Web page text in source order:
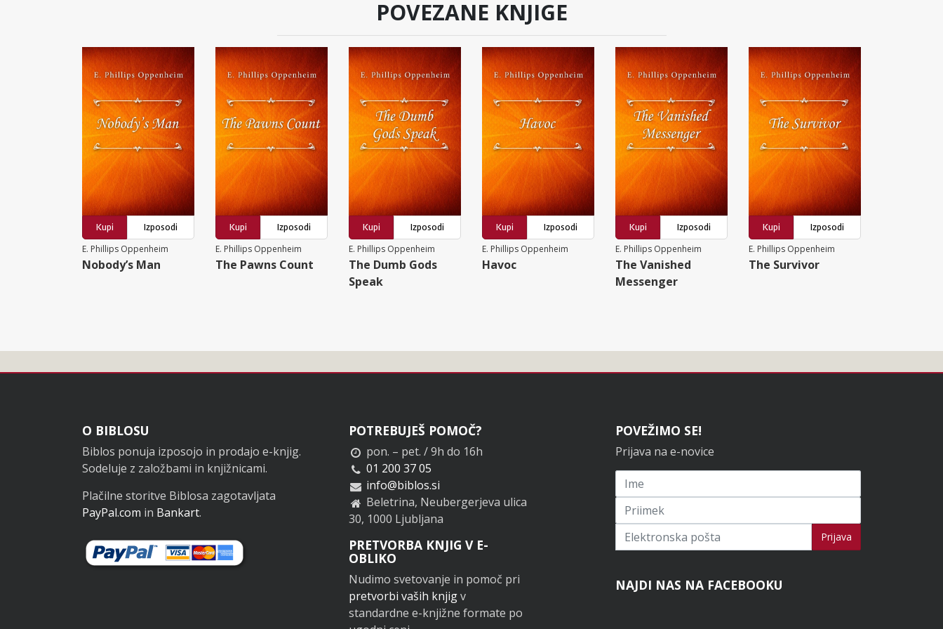
POVEZANE KNJIGE
Kupi
Izposodi
E. Phillips Oppenheim
Nobody’s Man
Kupi
Izposodi
E. Phillips Oppenheim
The Pawns Count
Kupi
Izposodi
E. Phillips Oppenheim
The Dumb Gods
Speak
Kupi
Izposodi
E. Phillips Oppenheim
Havoc
Kupi
Izposodi
E. Phillips Oppenheim
The Vanished
Messenger
Kupi
Izposodi
E. Phillips Oppenheim
The Survivor
Noga
O BIBLOSU
Biblos ponuja izposojo in prodajo e-knjig.
Sodeluje z založbami in knjižnicami.
Plačilne storitve Biblosa zagotavljata
PayPal.com in Bankart.
POTREBUJEŠ POMOČ?
pon. – pet. / 9h do 16h
01 200 37 05
info@biblos.si
Beletrina, Neubergerjeva ulica
30, 1000 Ljubljana
PRETVORBA KNJIG V E-
OBLIKO
Nudimo svetovanje in pomoč pri
pretvorbi vaših knjigv
standardne e-knjižne formate po
POVEŽIMO SE!
Prijava na e-novice
Prijavi se na novice Prijava
NAJDI NAS NA FACEBOOKU